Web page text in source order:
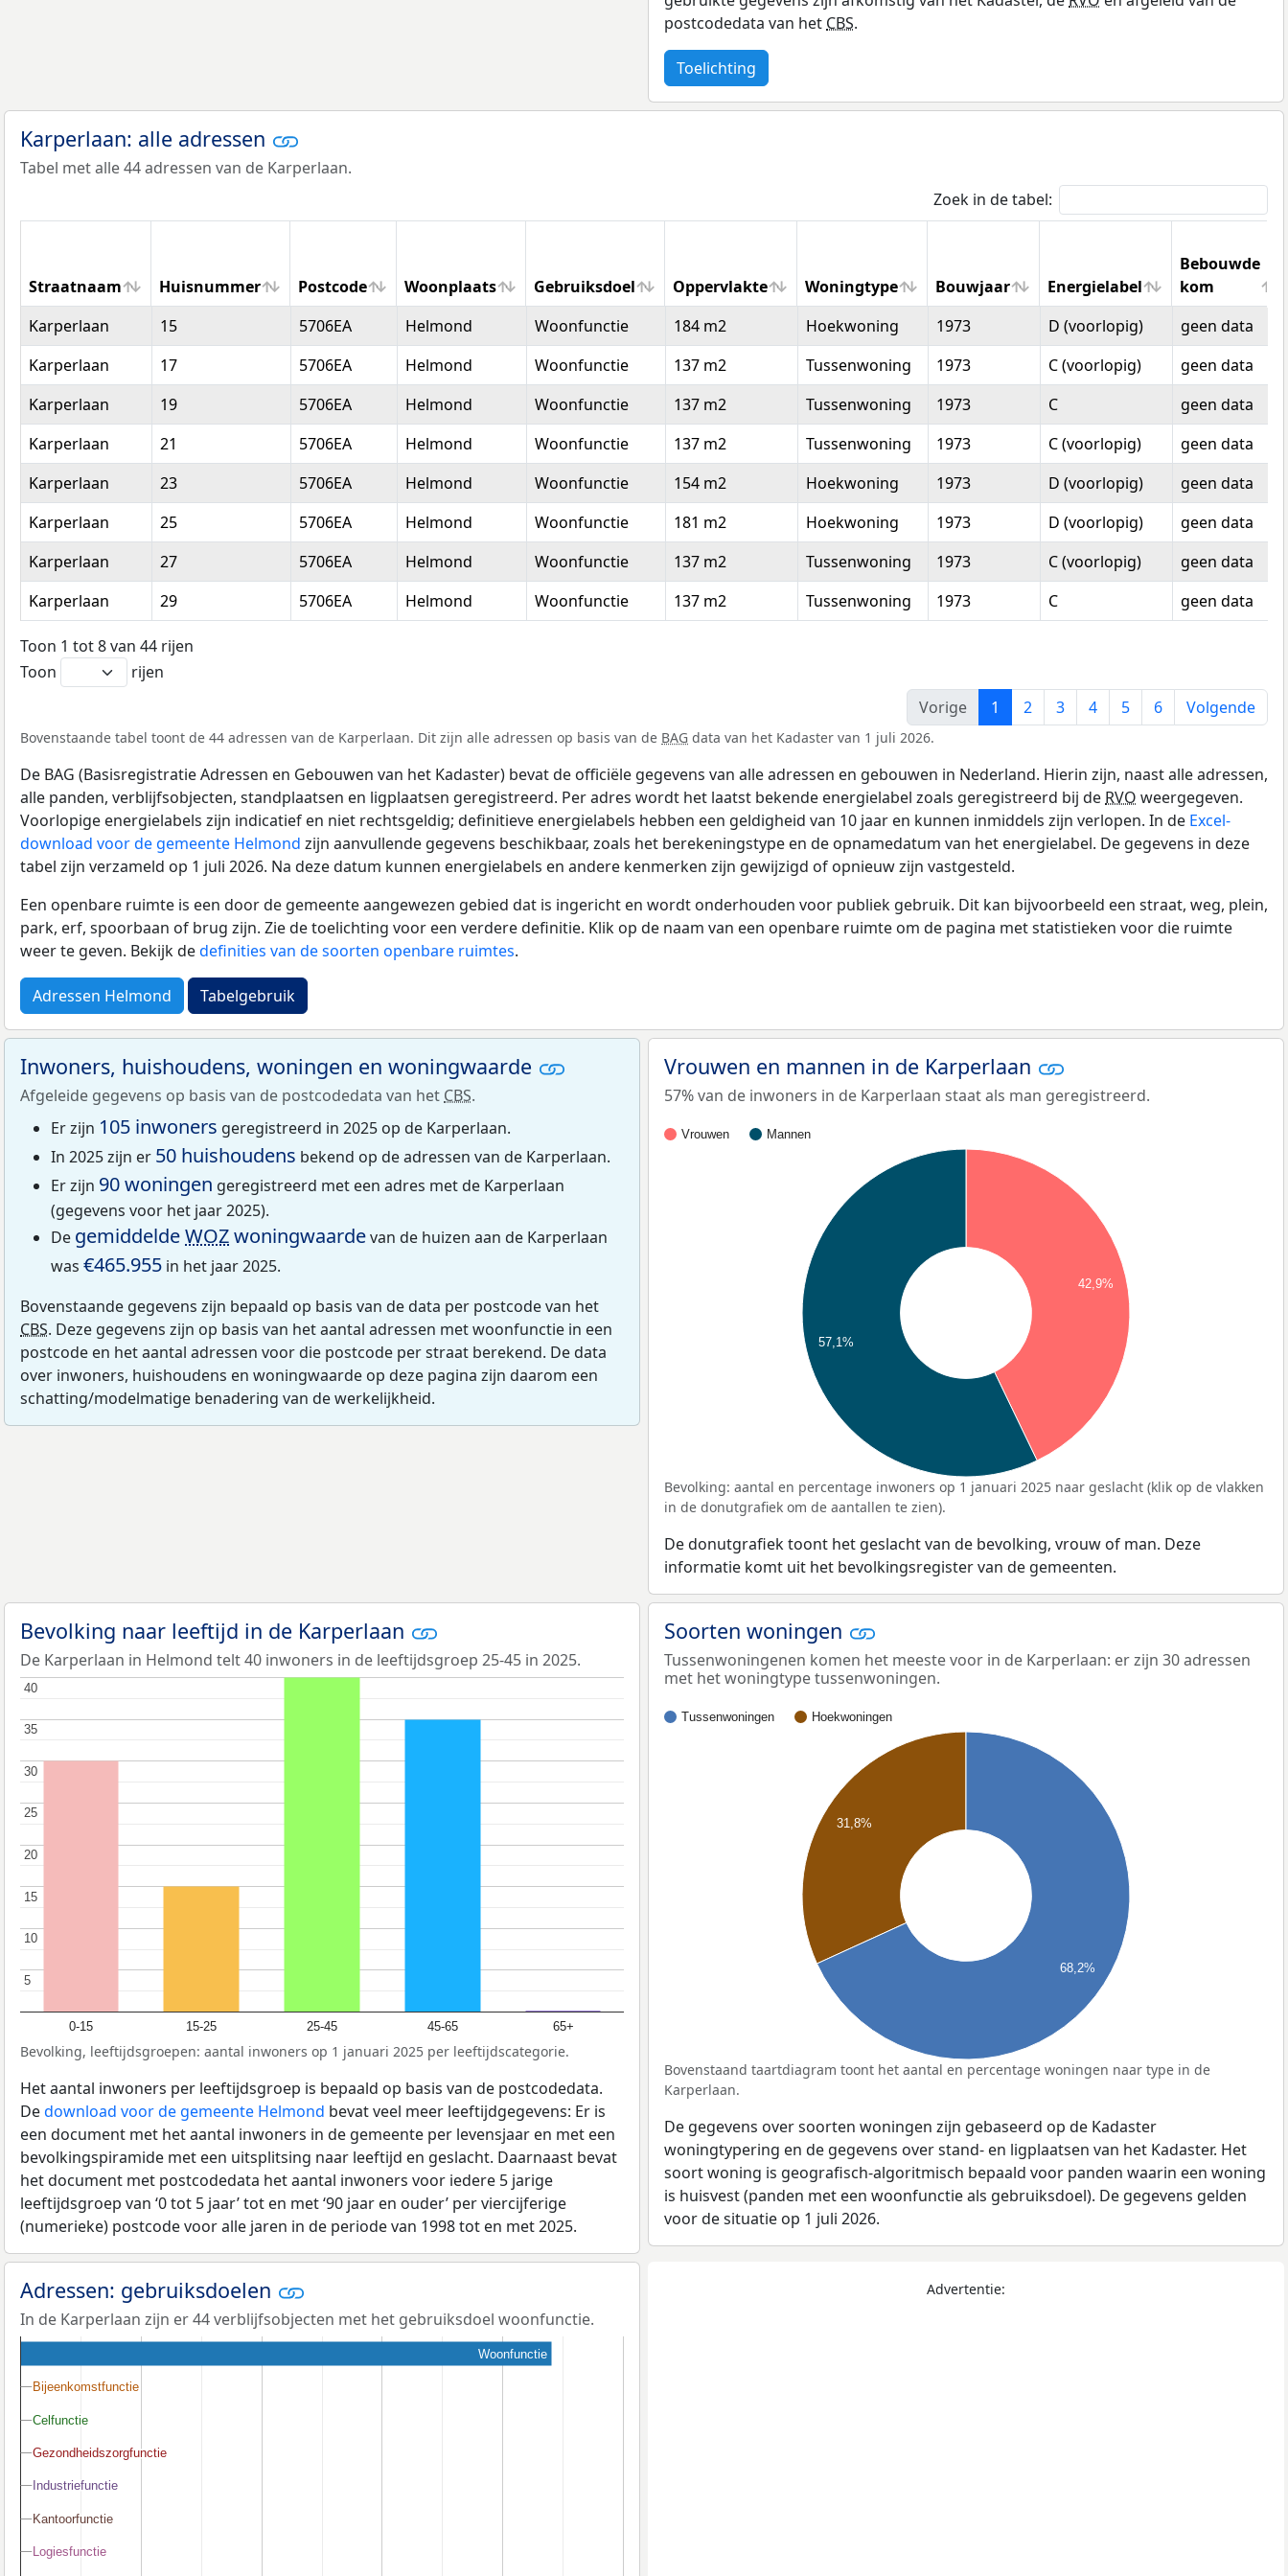
postcodedata van het CBS.
Toelichting
Karperlaan: alle adressen
Tabel met alle 44 adressen van de Karperlaan.
Zoek in de tabel:
Straatnaam Huisnummer Postcode Woonplaats Gebruiksdoel Oppervlakte Woningtype Bouwjaar Energielabel
Bebouwde
kom
Straatnaam
Huisnummer Postcode Woonplaats Gebruiksdoel Oppervlakte Woningtype Bouwjaar Energielabel
Bebouwde
kom
Karperlaan 15 5706EA Helmond Woonfunctie 184 m2 Hoekwoning 1973 D (voorlopig)
geen data
Karperlaan
17 5706EA Helmond Woonfunctie 137 m2 Tussenwoning 1973 C (voorlopig)
geen data
Karperlaan
19 5706EA Helmond Woonfunctie 137 m2 Tussenwoning 1973 C
geen data
Karperlaan
21 5706EA Helmond Woonfunctie 137 m2 Tussenwoning 1973 C (voorlopig)
geen data
Karperlaan
23 5706EA Helmond Woonfunctie 154 m2 Hoekwoning 1973 D (voorlopig)
geen data
Karperlaan
25 5706EA Helmond Woonfunctie 181 m2 Hoekwoning 1973 D (voorlopig)
geen data
Karperlaan
27 5706EA Helmond Woonfunctie 137 m2 Tussenwoning 1973 C (voorlopig)
geen data
Karperlaan
29 5706EA Helmond Woonfunctie 137 m2 Tussenwoning 1973 C geen data
Toon 1 tot 8 van 44 rijen
Toon
rijen
Vorige
1 2 3 4 5 6 Volgende
Bovenstaande tabel toont de 44 adressen van de Karperlaan. Dit zijn alle adressen op basis van de BAG data van het Kadaster van 1 juli 2026.
De BAG (Basisregistratie Adressen en Gebouwen van het Kadaster) bevat de officiële gegevens van alle adressen en gebouwen in Nederland. Hierin zijn, naast alle adressen,
alle panden, verblijfsobjecten, standplaatsen en ligplaatsen geregistreerd. Per adres wordt het laatst bekende energielabel zoals geregistreerd bij de RVO weergegeven.
Voorlopige energielabels zijn indicatief en niet rechtsgeldig; definitieve energielabels hebben een geldigheid van 10 jaar en kunnen inmiddels zijn verlopen. In de Excel-
download voor de gemeente Helmond zijn aanvullende gegevens beschikbaar, zoals het berekeningstype en de opnamedatum van het energielabel. De gegevens in deze
tabel zijn verzameld op 1 juli 2026. Na deze datum kunnen energielabels en andere kenmerken zijn gewijzigd of opnieuw zijn vastgesteld.
Een openbare ruimte is een door de gemeente aangewezen gebied dat is ingericht en wordt onderhouden voor publiek gebruik. Dit kan bijvoorbeeld een straat, weg, plein,
park, erf, spoorbaan of brug zijn. Zie de toelichting voor een verdere definitie. Klik op de naam van een openbare ruimte om de pagina met statistieken voor die ruimte
weer te geven. Bekijk dedefinities van de soorten openbare ruimtes.
Adressen Helmond Tabelgebruik
Inwoners, huishoudens, woningen en woningwaarde
Afgeleide gegevens op basis van de postcodedata van het CBS.
Er zijn 105 inwoners geregistreerd in 2025 op de Karperlaan.
In 2025 zijn er 50 huishoudens bekend op de adressen van de Karperlaan.
Er zijn 90 woningen geregistreerd met een adres met de Karperlaan
(gegevens voor het jaar 2025).
De gemiddeldeWOZwoningwaardevan de huizen aan de Karperlaan
was €465.955 in het jaar 2025.
Bovenstaande gegevens zijn bepaald op basis van de data per postcode van het
CBS. Deze gegevens zijn op basis van het aantal adressen met woonfunctie in een
postcode en het aantal adressen voor die postcode per straat berekend. De data
over inwoners, huishoudens en woningwaarde op deze pagina zijn daarom een
schatting/modelmatige benadering van de werkelijkheid.
Vrouwen en mannen in de Karperlaan
57% van de inwoners in de Karperlaan staat als man geregistreerd.
Vrouwen Mannen
42,9%
57,1%
Bevolking: aantal en percentage inwoners op 1 januari 2025 naar geslacht (klik op de vlakken
in de donutgrafiek om de aantallen te zien).
De donutgrafiek toont het geslacht van de bevolking, vrouw of man. Deze
informatie komt uit het bevolkingsregister van de gemeenten.
Bevolking naar leeftijd in de Karperlaan
De Karperlaan in Helmond telt 40 inwoners in de leeftijdsgroep 25-45 in 2025.
0-15 15-25 25-45 45-65 65+
5
5
10
10
15
15
20
20
25
25
30
30
35
35
40
40
Bevolking, leeftijdsgroepen: aantal inwoners op 1 januari 2025 per leeftijdscategorie.
Het aantal inwoners per leeftijdsgroep is bepaald op basis van de postcodedata.
Dedownload voor de gemeente Helmond bevat veel meer leeftijdgegevens: Er is
een document met het aantal inwoners in de gemeente per levensjaar en met een
bevolkingspiramide met een uitsplitsing naar leeftijd en geslacht. Daarnaast bevat
het document met postcodedata het aantal inwoners voor iedere 5 jarige
leeftijdsgroep van ‘0 tot 5 jaar’ tot en met ‘90 jaar en ouder’ per viercijferige
(numerieke) postcode voor alle jaren in de periode van 1998 tot en met 2025.
Soorten woningen
Tussenwoningenen komen het meeste voor in de Karperlaan: er zijn 30 adressen
met het woningtype tussenwoningen.
Tussenwoningen Hoekwoningen
31,8%
68,2%
Bovenstaand taartdiagram toont het aantal en percentage woningen naar type in de
Karperlaan.
De gegevens over soorten woningen zijn gebaseerd op de Kadaster
woningtypering en de gegevens over stand- en ligplaatsen van het Kadaster. Het
soort woning is geografisch-algoritmisch bepaald voor panden waarin een woning
is huisvest (panden met een woonfunctie als gebruiksdoel). De gegevens gelden
voor de situatie op 1 juli 2026.
Adressen: gebruiksdoelen
In de Karperlaan zijn er 44 verblijfsobjecten met het gebruiksdoel woonfunctie.
Woonfunctie
Bijeenkomstfunctie
Bijeenkomstfunctie
Celfunctie
Celfunctie
Gezondheidszorgfunctie
Gezondheidszorgfunctie
Industriefunctie
Industriefunctie
Kantoorfunctie
Kantoorfunctie
Logiesfunctie
Logiesfunctie
Advertentie: